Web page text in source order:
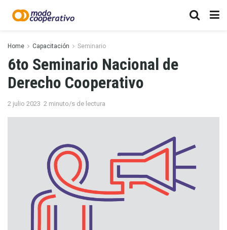
Home Capacitación Seminario
6to Seminario Nacional de
Derecho Cooperativo
2 julio 2023 2 minuto/s de lectura